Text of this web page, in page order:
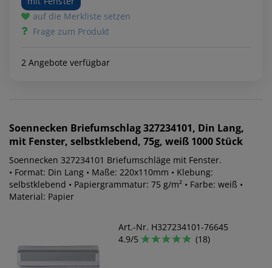
auf die Merkliste setzen
Frage zum Produkt
2 Angebote verfügbar
Soennecken Briefumschlag 327234101, Din Lang,
mit Fenster, selbstklebend, 75g, weiß 1000 Stück
Soennecken 327234101 Briefumschläge mit Fenster.
• Format: Din Lang • Maße: 220x110mm • Klebung:
selbstklebend • Papiergrammatur: 75 g/m² • Farbe: weiß •
Material: Papier
Art.-Nr. H327234101-76645
4.9/5
(18)